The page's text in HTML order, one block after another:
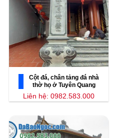
Cột đá, chân tảng đá nhà
thờ họ ở Tuyên Quang
Liên hệ: 0982.583.000